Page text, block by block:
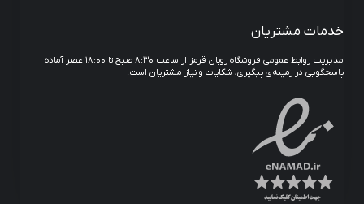
خدمات مشتریان
مدیریت روابط عمومی فروشگاه روبان قرمز از ساعت ۸:۳۰ صبح تا ۱۸:۰۰ عصر آماده
پاسخگویی در زمینه‌ی پیگیری، شکایات و نیاز مشتریان است!